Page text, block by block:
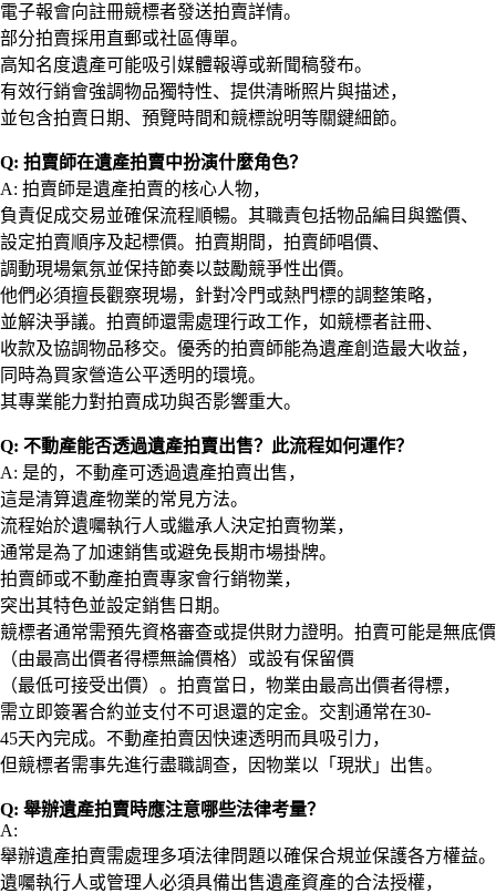
電子報會向註冊競標者發送拍賣詳情。
部分拍賣採用直郵或社區傳單。
高知名度遺產可能吸引媒體報導或新聞稿發布。
有效行銷會強調物品獨特性、提供清晰照片與描述，
並包含拍賣日期、預覽時間和競標說明等關鍵細節。
Q: 拍賣師在遺產拍賣中扮演什麼角色？
A: 拍賣師是遺產拍賣的核心人物，
負責促成交易並確保流程順暢。其職責包括物品編目與鑑價、
設定拍賣順序及起標價。拍賣期間，拍賣師唱價、
調動現場氣氛並保持節奏以鼓勵競爭性出價。
他們必須擅長觀察現場，針對冷門或熱門標的調整策略，
並解決爭議。拍賣師還需處理行政工作，如競標者註冊、
收款及協調物品移交。優秀的拍賣師能為遺產創造最大收益，
同時為買家營造公平透明的環境。
其專業能力對拍賣成功與否影響重大。
Q: 不動產能否透過遺產拍賣出售？此流程如何運作？
A: 是的，不動產可透過遺產拍賣出售，
這是清算遺產物業的常見方法。
流程始於遺囑執行人或繼承人決定拍賣物業，
通常是為了加速銷售或避免長期市場掛牌。
拍賣師或不動產拍賣專家會行銷物業，
突出其特色並設定銷售日期。
競標者通常需預先資格審查或提供財力證明。拍賣可能是無底價
（由最高出價者得標無論價格）或設有保留價
（最低可接受出價）。拍賣當日，物業由最高出價者得標，
需立即簽署合約並支付不可退還的定金。交割通常在30-
45天內完成。不動產拍賣因快速透明而具吸引力，
但競標者需事先進行盡職調查，因物業以「現狀」出售。
Q: 舉辦遺產拍賣時應注意哪些法律考量？
A:
舉辦遺產拍賣需處理多項法律問題以確保合規並保護各方權益。
遺囑執行人或管理人必須具備出售遺產資產的合法授權，